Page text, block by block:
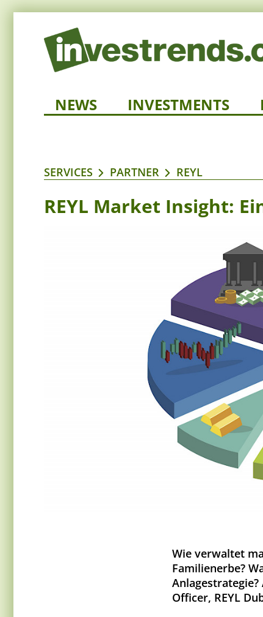
NEWS INVESTMENTS
SERVICES PARTNER REYL
REYL Market Insight:
Wie verwaltet
Familienerbe?
Officer, REYL